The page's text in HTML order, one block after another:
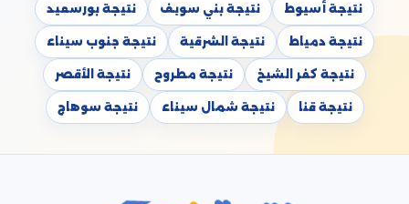
نتيجة أسيوط نتيجة بني سويف نتيجة بورسعيد
نتيجة دمياط نتيجة الشرقية نتيجة جنوب سيناء
نتيجة كفر الشيخ نتيجة مطروح نتيجة الأقصر
نتيجة قنا نتيجة شمال سيناء نتيجة سوهاج